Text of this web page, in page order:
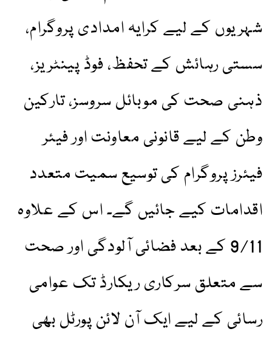
شہریوں کے لیے کرایہ امدادی پروگرام،
سستی رہائش کے تحفظ، فوڈ پینٹریز،
ذہنی صحت کی موبائل سروسز، تارکین
وطن کے لیے قانونی معاونت اور فیئر
فیئرز پروگرام کی توسیع سمیت متعدد
اقدامات کیے جائیں گے۔ اس کے علاوہ
9/11 کے بعد فضائی آلودگی اور صحت
سے متعلق سرکاری ریکارڈ تک عوامی
رسائی کے لیے ایک آن لائن پورٹل بھی